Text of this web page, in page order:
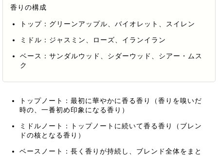
香りの構成
トップ：グリーンアップル、バイオレット、スイレン
ミドル：ジャスミン、ローズ、イランイラン
ベース：サンダルウッド、シダーウッド、シアー・ムス
ク
トップノート：最初に華やかに香る香り（香りを嗅いだ
時の、一番初め印象になる香り）
ミドルノート：トップノートに続いて香る香り（ブレン
ドの核となる香り）
ベースノート：長く香りが持続し、ブレンド全体をまと